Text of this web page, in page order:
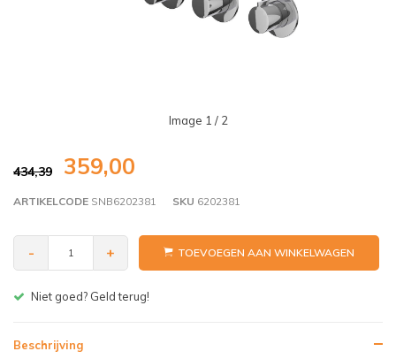
Image 1 / 2
434,39 359,00
ARTIKELCODE SNB6202381 SKU 6202381
- + TOEVOEGEN AAN WINKELWAGEN
Gratis bezorgen v.a. € 150,- (NL)
Beschrijving